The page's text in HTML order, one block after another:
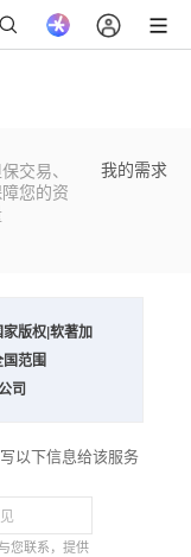
交易、
您的资
我的需求
版权|软著加
范围
司
以下信息给该服务
您联系，提供